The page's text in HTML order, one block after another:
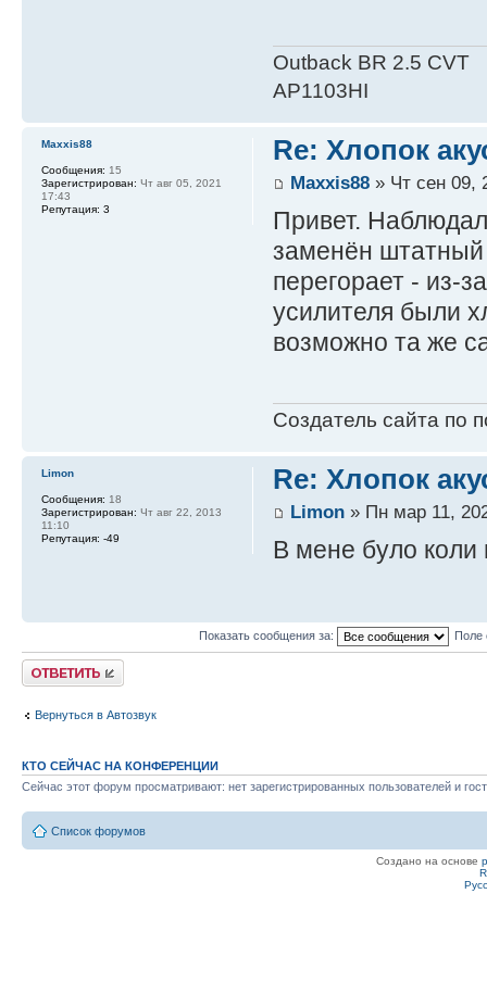
Outback BR 2.5 CVT
AP1103HI
Re: Хлопок
Maxxis88» Чт сен 09,
Привет.
заменён штатный
перегорает - из-
усилителя были
возможно та же
Создатель сайта по
Maxxis88
Сообщения: 15
Зарегистрирован: Чт авг 05, 2021
17:43
Репутация: 3
Re: Хлопок
Limon» Пн мар 11,
В мене було коли
Limon
Сообщения: 18
Зарегистрирован: Чт авг 22, 2013
11:10
Репутация: -49
Показать сообщения за: Поле
Ответить
Вернуться в Автозвук
КТО СЕЙЧАС НА КОНФЕРЕНЦИИ
Сейчас этот форум просматривают: нет зарегистрированных пользователей и
Список форумов
Создано на основе